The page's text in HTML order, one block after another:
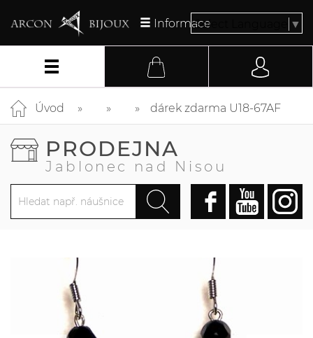
InformaceSelect Language ▼
Úvod dárek zdarma U18-67AF
PRODEJNA
Jablonec nad Nisou